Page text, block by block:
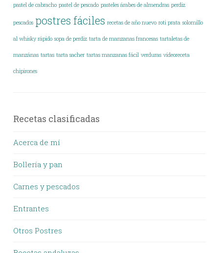
pastel de cabracho pastel de pescado pasteles árabes de almendras perdiz
pescados postres fáciles recetas de año nuevo roti prata solomillo
al whisky rápido sopa de perdiz tarta de manzanas francesas tartaletas de
manzánas tartas tarta sacher tartas manzanas fácil verduras vídeoreceta
chipirones
Recetas clasificadas
Acerca de mí
Bollería y pan
Carnes y pescados
Entrantes
Otros Postres